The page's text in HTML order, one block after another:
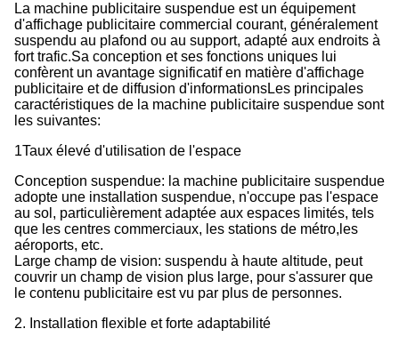
La machine publicitaire suspendue est un équipement
d'affichage publicitaire commercial courant, généralement
suspendu au plafond ou au support, adapté aux endroits à
fort trafic.Sa conception et ses fonctions uniques lui
confèrent un avantage significatif en matière d'affichage
publicitaire et de diffusion d'informationsLes principales
caractéristiques de la machine publicitaire suspendue sont
les suivantes:
1Taux élevé d'utilisation de l'espace
Conception suspendue: la machine publicitaire suspendue
adopte une installation suspendue, n'occupe pas l'espace
au sol, particulièrement adaptée aux espaces limités, tels
que les centres commerciaux, les stations de métro,les
aéroports, etc.
Large champ de vision: suspendu à haute altitude, peut
couvrir un champ de vision plus large, pour s'assurer que
le contenu publicitaire est vu par plus de personnes.
2. Installation flexible et forte adaptabilité